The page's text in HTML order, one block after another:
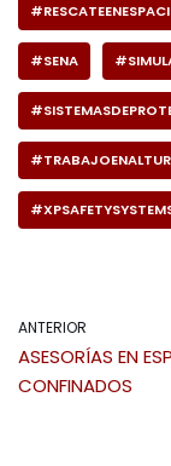
#SENA
ANTERIOR
ASESORÍAS EN
CONFINADOS